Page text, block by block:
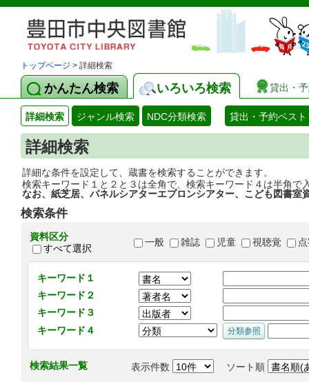
トップページ > 詳細検索
かんたん検索 いろいろ検索 貸出・
詳細検索 ジャンル検索 NDC分類検索 貸出・予約ベスト
詳細検索
詳細な条件を設定して、蔵書を検索することができます。
検索キーワード１と２と３は全角で、検索キーワード４は半角で
なお、紙芝居、パネルシアターエプロンシアター、こども図書室
検索条件
資料区分
すべて選択
一般 雑誌 児童 視聴覚
キーワード１
キーワード２
キーワード３
キーワード４
検索結果一覧 表示件数 ソート順